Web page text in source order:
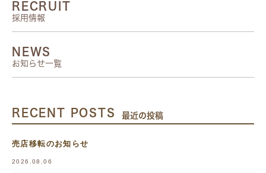
RECRUIT
採用情報
NEWS
お知らせ一覧
RECENT POSTS 最近の投稿
売店移転のお知らせ
2026.08.06